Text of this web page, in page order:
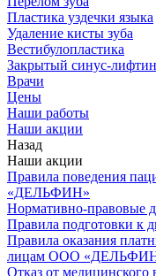
Пластика уздечки языка
Удаление кисты зуба
Вестибулопластика
Закрытый синус-
Врачи
Цены
Наши работы
Наши акции
Назад
Наши акции
Правила поведения
«ДЕЛЬФИН»
Нормативно-правовые
Правила подготовки к
Правила оказания
лицам ООО
Отказ от медицинского